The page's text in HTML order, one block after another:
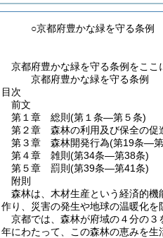
○京都府豊かな緑を守る条例
京都府豊かな緑を守る条例をここ
京都府豊かな緑を守る条例
目次
前文
第１章
総則 (第１条―第５条)
第２章
森林の利用及び保全の促
第３章
森林開発行為(第19条―
第４章
雑則 (第34条―第38条)
第５章
罰則 (第39条―第41条)
附則
森林は、木材生産という経済的
作り、災害の発生や地球の温暖化を
京都では、森林が府域の４分の
年にわたって、この森林の恵みを